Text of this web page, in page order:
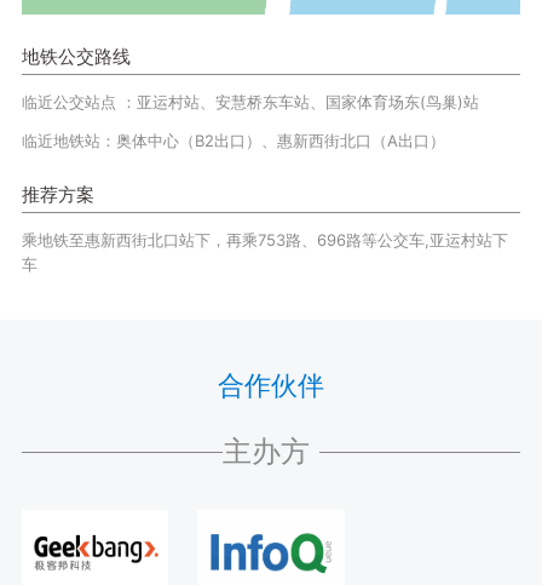
地铁公交路线
临近公交站点 ：亚运村站、安慧桥东车站、国家体育场东(鸟巢)站
临近地铁站：奥体中心（B2出口）、惠新西街北口（A出口）
推荐方案
乘地铁至惠新西街北口站下，再乘753路、696路等公交车,亚运村站下
车
合作伙伴
主办方